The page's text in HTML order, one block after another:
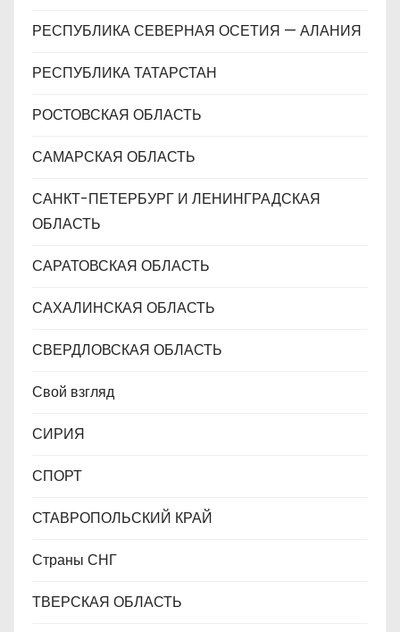
РЕСПУБЛИКА СЕВЕРНАЯ ОСЕТИЯ — АЛАНИЯ
РЕСПУБЛИКА ТАТАРСТАН
РОСТОВСКАЯ ОБЛАСТЬ
САМАРСКАЯ ОБЛАСТЬ
САНКТ-ПЕТЕРБУРГ И ЛЕНИНГРАДСКАЯ
ОБЛАСТЬ
САРАТОВСКАЯ ОБЛАСТЬ
САХАЛИНСКАЯ ОБЛАСТЬ
СВЕРДЛОВСКАЯ ОБЛАСТЬ
Свой взгляд
СИРИЯ
СПОРТ
СТАВРОПОЛЬСКИЙ КРАЙ
Страны СНГ
ТВЕРСКАЯ ОБЛАСТЬ